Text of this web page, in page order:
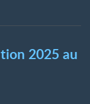
2025 au